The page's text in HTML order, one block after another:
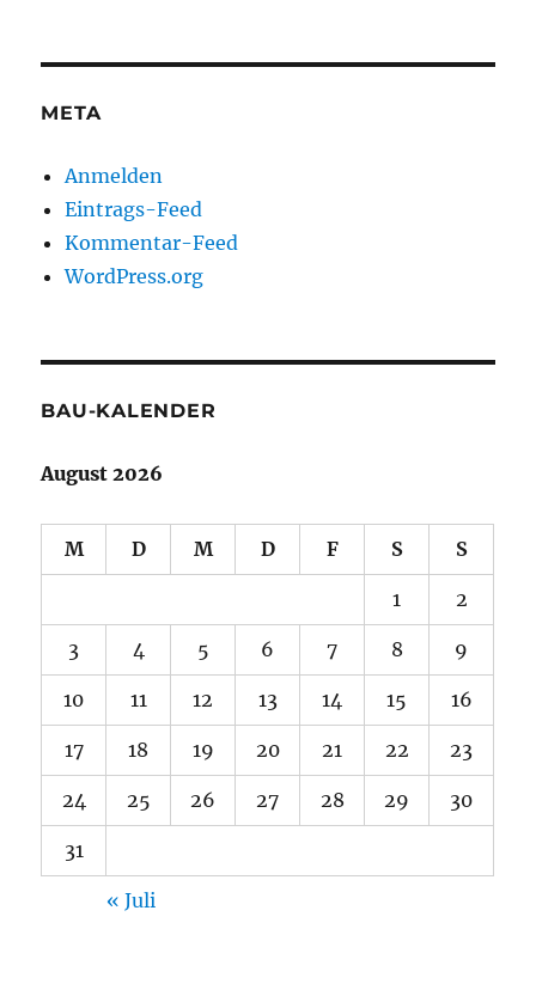
META
Anmelden
Eintrags-Feed
Kommentar-Feed
WordPress.org
BAU-KALENDER
August 2026
M D M D F S S
1 2
3 4 5 6 7 8 9
10 11 12 13 14 15 16
17 18 19 20 21 22 23
24 25 26 27 28 29 30
31
« Juli